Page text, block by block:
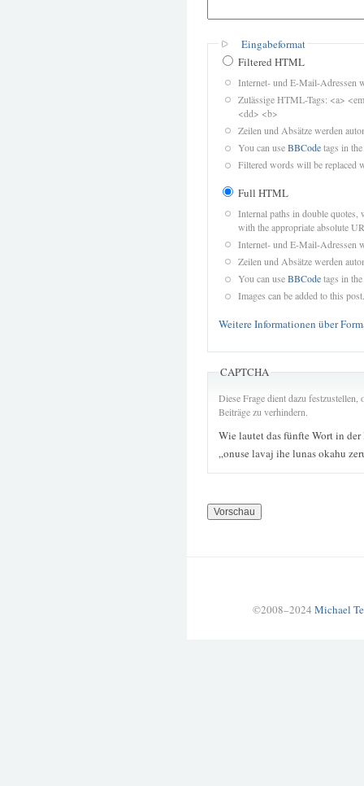
Eingabeformat
Filtered HTML
Internet- und E-Mail-Adressen
Zulässige HTML-Tags: <a>
<dd> <b>
Zeilen und Absätze werden
You can useBBCodetags in
Filtered words will be replaced
Full HTML
Internal paths in double quotes,
with the appropriate absolute
Internet- und E-Mail-Adressen
Zeilen und Absätze werden
You can useBBCodetags in
Images can be added to this post.
Weitere Informationen über
CAPTCHA
Diese Frage dient dazu
Beiträge zu verhindern.
Wie lautet das fünfte Wort in der
„onuse lavaj ihe lunas okahu
©2008–2024 Michael